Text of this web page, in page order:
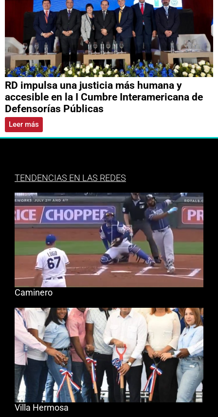
RD impulsa una justicia más humana y
accesible en la I Cumbre Interamericana de
Defensorías Públicas
Leer más
TENDENCIAS EN LAS REDES
Caminero
Villa Hermosa